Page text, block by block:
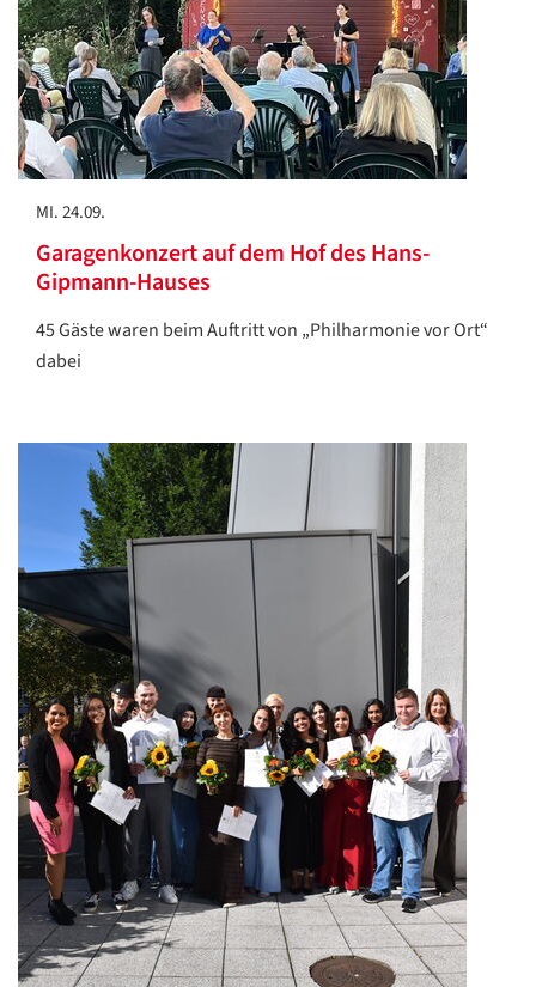
MI. 24.09.
Garagenkonzert auf dem Hof des Hans-
Gipmann-Hauses
45 Gäste waren beim Auftritt von „Philharmonie vor Ort“
dabei